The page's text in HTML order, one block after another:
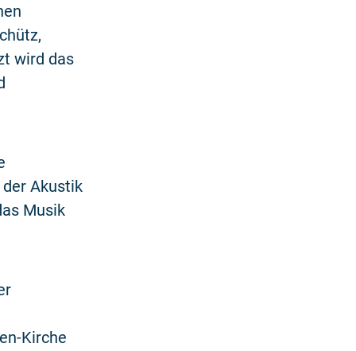
wird das
Akustik
Musik
Kirche